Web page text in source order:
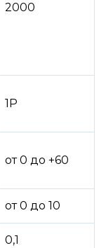
2000
1P
от 0 до +60
от 0 до 10
0,1